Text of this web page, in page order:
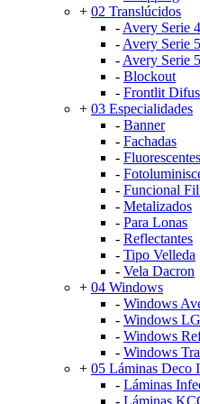
+ 02 Translúcidos
- Avery Serie
- Avery Serie
- Avery Serie
- Blockout
- Frontlit
+ 03 Especialidades
- Banner
- Fachadas
- Fluorescentes
-
- Funcional
- Metalizados
- Para Lonas
- Reflectantes
- Tipo Velleda
- Vela Dacron
+ 04 Windows
- Windows
- Windows LG
- Windows
- Windows
+ 05 Láminas Deco
- Láminas
- Láminas